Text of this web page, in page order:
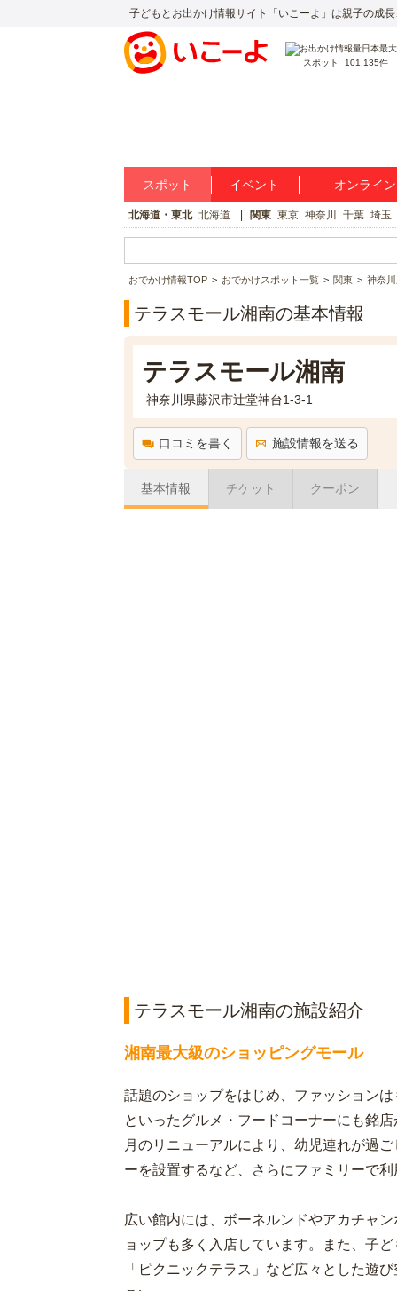
子どもとお出かけ情報サイト「いこーよ」は親子の成長
スポット 101,135件
スポット イベント オンライ
北海道・東北 北海道 関東 東京 神奈川 千葉 埼玉
おでかけ情報TOP おでかけスポット一覧 関東 神奈
テラスモール湘南の基本情報
テラスモール湘南
神奈川県藤沢市辻堂神台1-3-1
口コミを書く 施設情報を送る
基本情報 チケット クーポン
テラスモール湘南の施設紹介
湘南最大級のショッピングモール
話題のショップをはじめ、ファッション
といったグルメ・フードコーナーにも銘
月のリニューアルにより、幼児連れが過
ーを設置するなど、さらにファミリーで利
広い館内には、ボーネルンドやアカチャ
ョップも多く入店しています。また、子
「ピクニックテラス」など広々とした遊